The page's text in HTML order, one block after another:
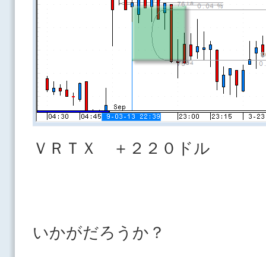
ＶＲＴＸ ＋２２０ドル
いかがだろうか？